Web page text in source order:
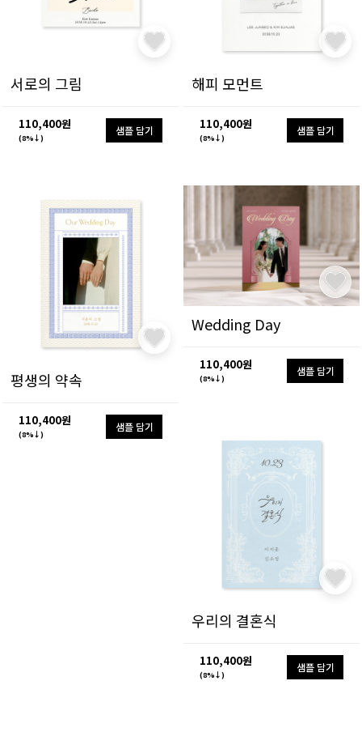
서로의 그림
110,400원
(8%↓)
샘플 담기
해피 모먼트
110,400원
(8%↓)
샘플 담기
평생의 약속
110,400원
(8%↓)
샘플 담기
Wedding Day
110,400원
(8%↓)
샘플 담기
우리의 결혼식
110,400원
(8%↓)
샘플 담기